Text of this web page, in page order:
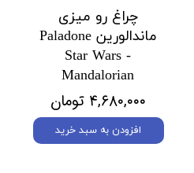
چراغ رو میزی
ماندالورین Paladone
Star Wars -
Mandalorian
۴,۶۸۰,۰۰۰ تومان
افزودن به سبد خرید